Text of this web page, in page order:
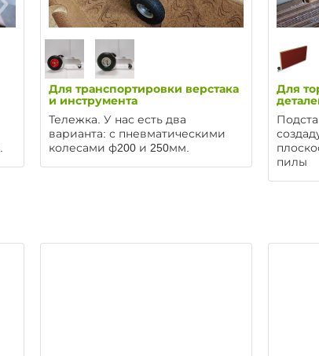
Для транспортировки верстака
и инструмента
Тележка. У нас есть два
варианта: с пневматическими
колесами ф200 и 250мм.
Для
пилы